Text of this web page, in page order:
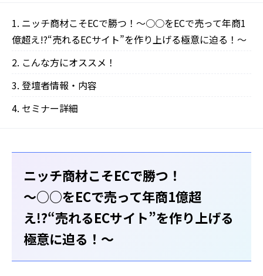
ニッチ商材こそECで勝つ！〜○○をECで売って年商1
億超え!?“売れるECサイト”を作り上げる極意に迫る！〜
こんな方にオススメ！
登壇者情報・内容
セミナー詳細
ニッチ商材こそECで勝つ！
〜○○をECで売って年商1億超
え!?“売れるECサイト”を作り上げる
極意に迫る！〜